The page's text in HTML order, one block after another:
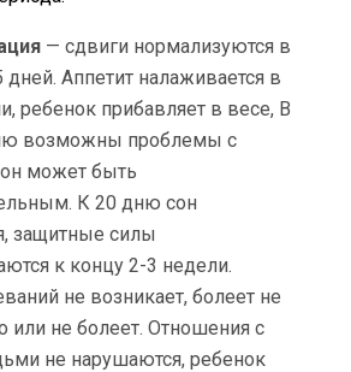
— сдвиги нормализуются в
дней. Аппетит налаживается в
ребенок прибавляет в весе, В
возможны проблемы с
может быть
ым. К 20 дню сон
защитные силы
я к концу 2-3 недели.
не возникает, болеет не
или не болеет. Отношения с
не нарушаются, ребенок